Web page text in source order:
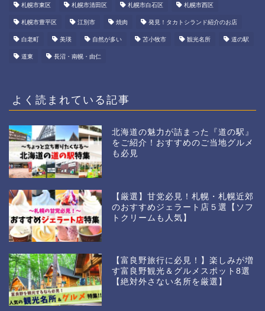
札幌市東区 札幌市清田区 札幌市白石区 札幌市西区
札幌市豊平区 江別市 焼肉 発見！タカトシランド紹介のお店
白老町 美瑛 自然が多い 苫小牧市 観光名所 道の駅
道東 長沼・南幌・由仁
よく読まれている記事
北海道の魅力が詰まった『道の駅』
をご紹介！おすすめのご当地グルメ
も必見
【厳選】甘党必見！札幌・札幌近郊
のおすすめジェラート店５選【ソフ
トクリームも人気】
【富良野旅行に必見！】楽しみが増
す富良野観光＆グルメスポット8選
【絶対外さない名所を厳選】